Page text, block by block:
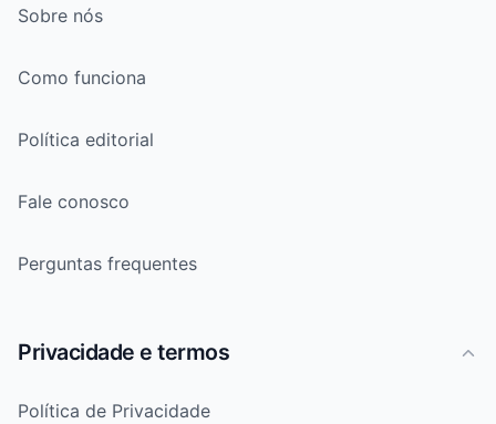
Sobre nós
Como funciona
Política editorial
Fale conosco
Perguntas frequentes
Privacidade e termos
Política de Privacidade